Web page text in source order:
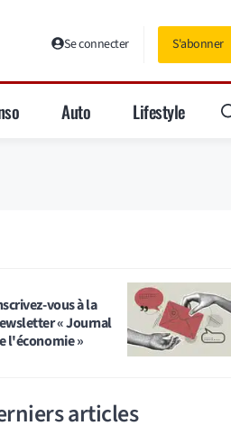
Se connecter S'abonner
Auto Lifestyle
vous à la
« Journal
l'économie »
articles